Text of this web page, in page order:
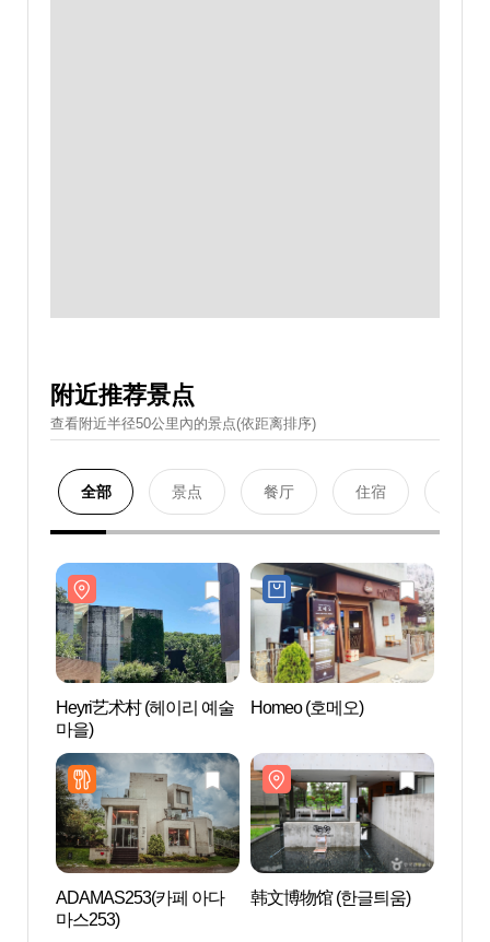
附近推荐景点
查看附近半径50公里內的景点(依距离排序)
全部 景点 餐厅 住宿
Heyri艺术村 (헤이리 예술
마을)
Homeo (호메오)
ADAMAS253(카페 아다
마스253)
韩文博物馆 (한글틔움)